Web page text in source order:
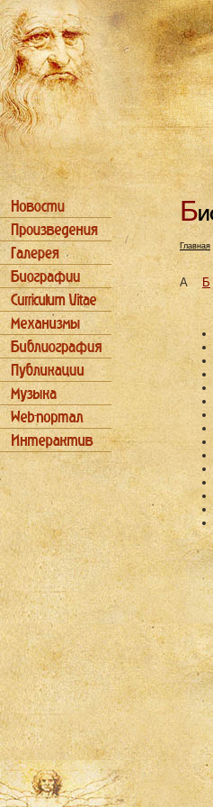
Б
Главная
АБ